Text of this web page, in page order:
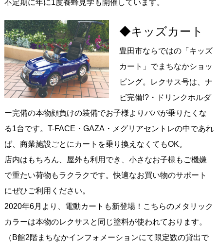
不定期に年に1度養蜂見学も開催しています。
◆キッズカート
豊田市ならではの「キッズ
カート」でまちなかショッ
ピング。レクサス号は、ナ
ビ完備!?・ドリンクホルダ
ー完備の本物顔負けの装備でお子様よりパパが乗りたくな
る1台です。T-FACE・GAZA・メグリアセントレの中であれ
ば、商業施設ごとにカートを乗り換えなくてもOK。
店内はもちろん、屋外も利用でき、小さなお子様もご機嫌
で重たい荷物もラクラクです。快適なお買い物のサポート
にぜひご利用ください。
2020年6月より、電動カートも新登場！こちらのメタリック
カラーは本物のレクサスと同じ塗料が使われております。
（B館2階まちなかインフォメーションにて限定数の貸出で